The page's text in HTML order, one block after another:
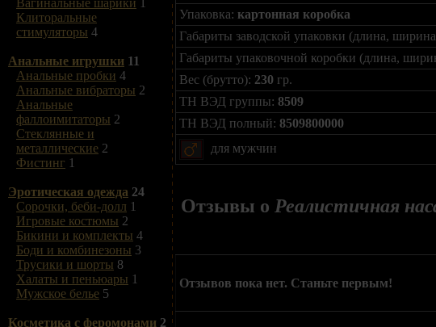
Вагинальные шарики 1
Клиторальные
стимуляторы 4
Анальные игрушки 11
Анальные пробки 4
Анальные вибраторы 2
Анальные
фаллоимитаторы 2
Стеклянные и
металлические 2
Фистинг 1
Эротическая одежда 24
Сорочки, беби-долл 1
Игровые костюмы 2
Бикини и комплекты 4
Боди и комбинезоны 3
Трусики и шорты 8
Халаты и пеньюары 1
Мужское белье 5
Косметика с феромонами 2
Упаковка: картонная коробка
Габариты заводской упаковки (длина,
Габариты упаковочной коробки (длина,
Вес (брутто): 230 гр.
ТН ВЭД группы: 8509
ТН ВЭД полный: 8509800000
для мужчин
Отзывы о Реалистичная
Отзывов пока нет. Станьте первым!